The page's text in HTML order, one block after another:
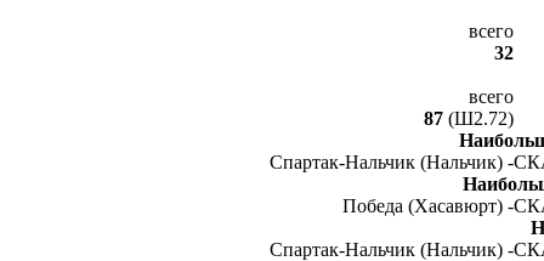
всего
32
всего
87(Ш2.72)
Спартак-Нальчик (Нальчик) -
Победа (Хасавюрт) -
Спартак-Нальчик (Нальчик) -